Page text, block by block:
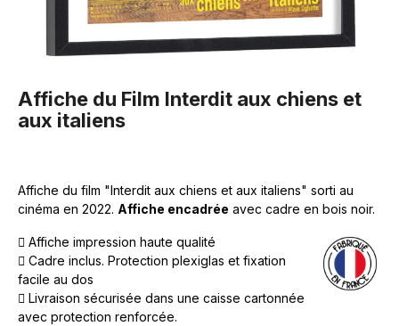
Affiche du Film Interdit aux chiens et
aux italiens
Affiche du film "Interdit aux chiens et aux italiens" sorti au
cinéma en 2022. Affiche encadrée avec cadre en bois noir.
Affiche impression haute qualité
Cadre inclus. Protection plexiglas et fixation
facile au dos
Livraison sécurisée dans une caisse cartonnée
avec protection renforcée.